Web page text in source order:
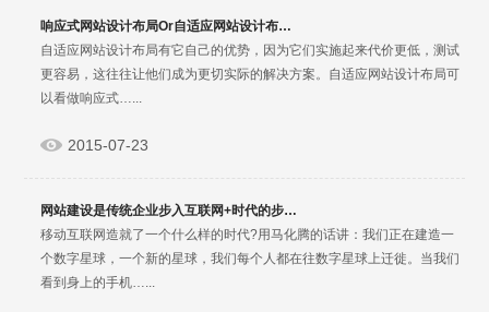
响应式网站设计布局Or自适应网站设计布…
自适应网站设计布局有它自己的优势，因为它们实施起来代价更低，测试
更容易，这往往让他们成为更切实际的解决方案。自适应网站设计布局可
以看做响应式…...
2015-07-23
网站建设是传统企业步入互联网+时代的步…
移动互联网造就了一个什么样的时代?用马化腾的话讲：我们正在建造一
个数字星球，一个新的星球，我们每个人都在往数字星球上迁徙。当我们
看到身上的手机…...